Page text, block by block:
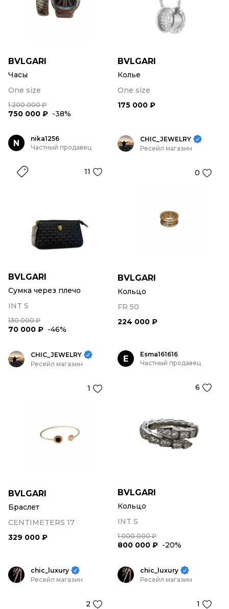
BVLGARI
Часы
One size
1 200 000 ₽
750 000 ₽ -38%
BVLGARI
Колье
One size
175 000 ₽
N
nika1256
Частный продавец
11
BVLGARI
Сумка через плечо
INT S
130 000 ₽
70 000 ₽ -46%
CHIC_JEWELRY
Ресейл магазин
0
BVLGARI
Кольцо
FR 50
224 000 ₽
CHIC_JEWELRY
Ресейл магазин
1
BVLGARI
Браслет
CENTIMETERS 17
329 000 ₽
E
Esma161616
Частный продавец
6
BVLGARI
Кольцо
INT S
1 000 000 ₽
800 000 ₽ -20%
chic_luxury
Ресейл магазин
2
chic_luxury
Ресейл магазин
1